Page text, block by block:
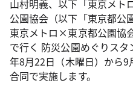
山村明義、以下「東京メト
公園協会（以下「東京都
東京メトロ×東京都公園協
で行く 防災公園めぐりス
年8月22日（木曜日）から
合同で実施します。